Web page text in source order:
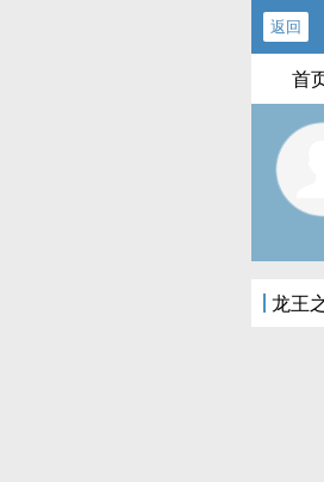
返回
首
龙王